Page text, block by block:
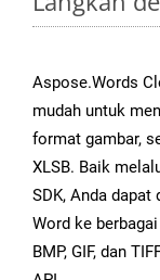
Aspose.Words
mudah untuk
format gambar,
XLSB. Baik
SDK, Anda
Word ke
BMP, GIF, dan